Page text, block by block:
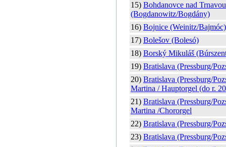
15) Bohdanovce nad Trnavou
(Bogdanowitz/Bogdány)
16) Bojnice (Weinitz/Bajmóc)
17) Bolešov (Bolesó)
18) Borský Mikuláš
19) Bratislava (Pressburg/
20) Bratislava (Pressburg/
Martina / Hauptorgel (do r.
21) Bratislava (Pressburg/
Martina /Chororgel
22) Bratislava (Pressburg/
23) Bratislava (Pressburg/